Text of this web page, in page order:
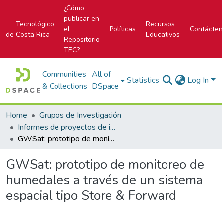
Tecnológico
de Costa Rica
¿Cómo
publicar en
el
Repositorio
TEC?
Políticas
Recursos
Educativos
Communities
& Collections
All of
DSpace
Statistics Log In
Home
Grupos de Investigación
Informes de proyectos de investigación
GWSat: prototipo de monitoreo de humedales a través de un sistema espacial tipo Store & Forward
GWSat: prototipo de monitoreo de
humedales a través de un sistema
espacial tipo Store & Forward